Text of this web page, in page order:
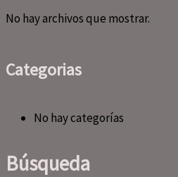
No hay archivos que mostrar.
Categorias
No hay categorías
Búsqueda